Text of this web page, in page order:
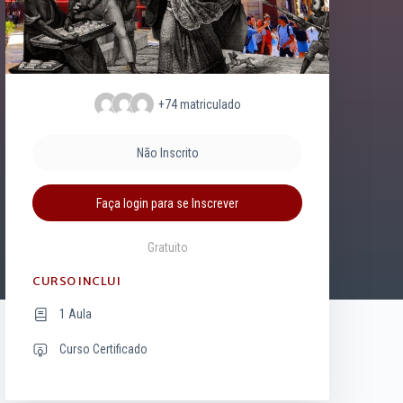
+74matriculado
Não Inscrito
Faça login para se Inscrever
Gratuito
CURSO INCLUI
1 Aula
Curso Certificado